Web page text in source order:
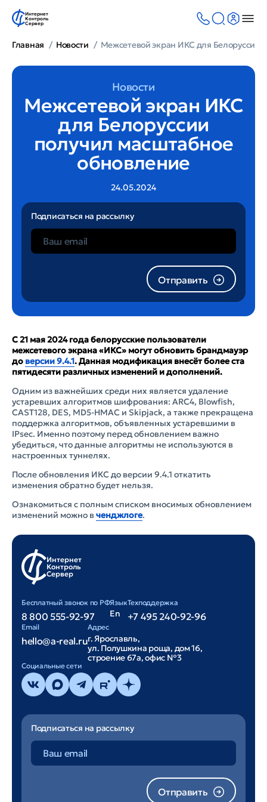
Интернет
Контроль
Сервер
Главная Новости Межсетевой экран ИКС для Белоруссии
Подписаться на рассылку
Отправить
Новости
Межсетевой экран ИКС
для Белоруссии
получил масштабное
обновление
24.05.2024
С 21 мая 2024 года белорусские пользователи
межсетевого экрана «ИКС» могут обновить брандмауэр
до версии 9.4.1. Данная модификация внесёт более ста
пятидесяти различных изменений и дополнений.
Одним из важнейших среди них является удаление
устаревших алгоритмов шифрования: ARC4, Blowfish,
CAST128, DES, MD5-HMAC и Skipjack, а также прекращена
поддержка алгоритмов, объявленных устаревшими в
IPsec. Именно поэтому перед обновлением важно
убедиться, что данные алгоритмы не используются в
настроенных туннелях.
После обновления ИКС до версии 9.4.1 откатить
изменения обратно будет нельзя.
Ознакомиться с полным списком вносимых обновлением
изменений можно вченджлоге.
Интернет
Контроль
Сервер
Бесплатный звонок по РФ
8 800 555-92-97
Язык
En
Техподдержка
+7 495 240-92-96
Email
hello@a-real.ru
Адрес
г. Ярославль,
ул. Полушкина роща, дом 16,
строение 67а, офис №3
Cоциальные сети
Подписаться на рассылку
Отправить